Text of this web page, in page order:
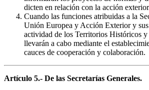
dicten en relación con la acción
Cuando las funciones atribuidas a la
Unión Europea y Acción Exterior y
actividad de los Territorios Históricos y
llevarán a cabo mediante el
cauces de cooperación y colaboración.
Artículo 5.- De las Secretarías Generales.